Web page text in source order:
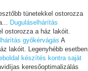
tünetekkel ostorozza
Duguláselhárítás
ostorozza a ház lakóit.
győkérvágás A
lakóit. Legenyhébb esetben
készítés kontra saját
keresőoptimalizálás